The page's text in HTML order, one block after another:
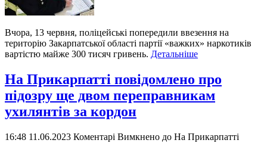
Вчора, 13 червня, поліцейські попередили ввезення на
територію Закарпатської області партії «важких» наркотиків
вартістю майже 300 тисяч гривень. Детальніше
На Прикарпатті повідомлено про
підозру ще двом переправникам
ухилянтів за кордон
16:48 11.06.2023 Коментарі Вимкнено до На Прикарпатті